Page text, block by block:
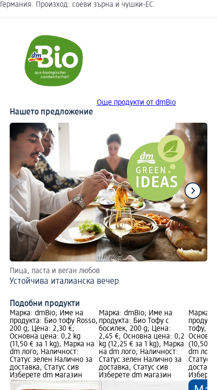
Германия. Произход: соеви зърна и чушки-ЕС.
Още продукти от dmBio
Нашето предложение
Пица, паста и веган любов
Устойчива италианска вечер
Подобни продукти
Марка: dmBio; Име на
продукта: Био тофу Rosso,
200 g; Цена: 2,30 €;
Основна цена: 0,2 kg
(11,50 € за 1 kg); Марка на
dm лого; Наличност:
Статус зелен Налично за
доставка, Статус сив
Изберете dm магазин
Марка: dmBio; Име на
продукта: Био Тофу с
босилек, 200 g; Цена:
2,45 €; Основна цена: 0,2
kg (12,25 € за 1 kg); Марка
на dm лого; Наличност:
Статус зелен Налично за
доставка, Статус сив
Изберете dm магазин
Марка:
тофу,
(10,50 €
dm
Статус